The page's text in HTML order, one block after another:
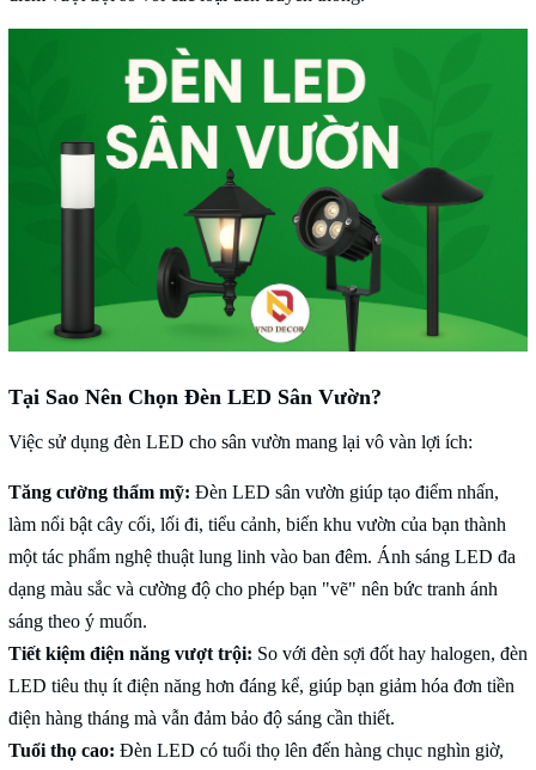
Tại Sao Nên Chọn Đèn LED Sân Vườn?
Việc sử dụng đèn LED cho sân vườn mang lại vô vàn lợi ích:
Tăng cường thẩm mỹ: Đèn LED sân vườn giúp tạo điểm nhấn,
làm nổi bật cây cối, lối đi, tiểu cảnh, biến khu vườn của bạn thành
một tác phẩm nghệ thuật lung linh vào ban đêm. Ánh sáng LED đa
dạng màu sắc và cường độ cho phép bạn "vẽ" nên bức tranh ánh
sáng theo ý muốn.
Tiết kiệm điện năng vượt trội: So với đèn sợi đốt hay halogen, đèn
LED tiêu thụ ít điện năng hơn đáng kể, giúp bạn giảm hóa đơn tiền
điện hàng tháng mà vẫn đảm bảo độ sáng cần thiết.
Tuổi thọ cao: Đèn LED có tuổi thọ lên đến hàng chục nghìn giờ,